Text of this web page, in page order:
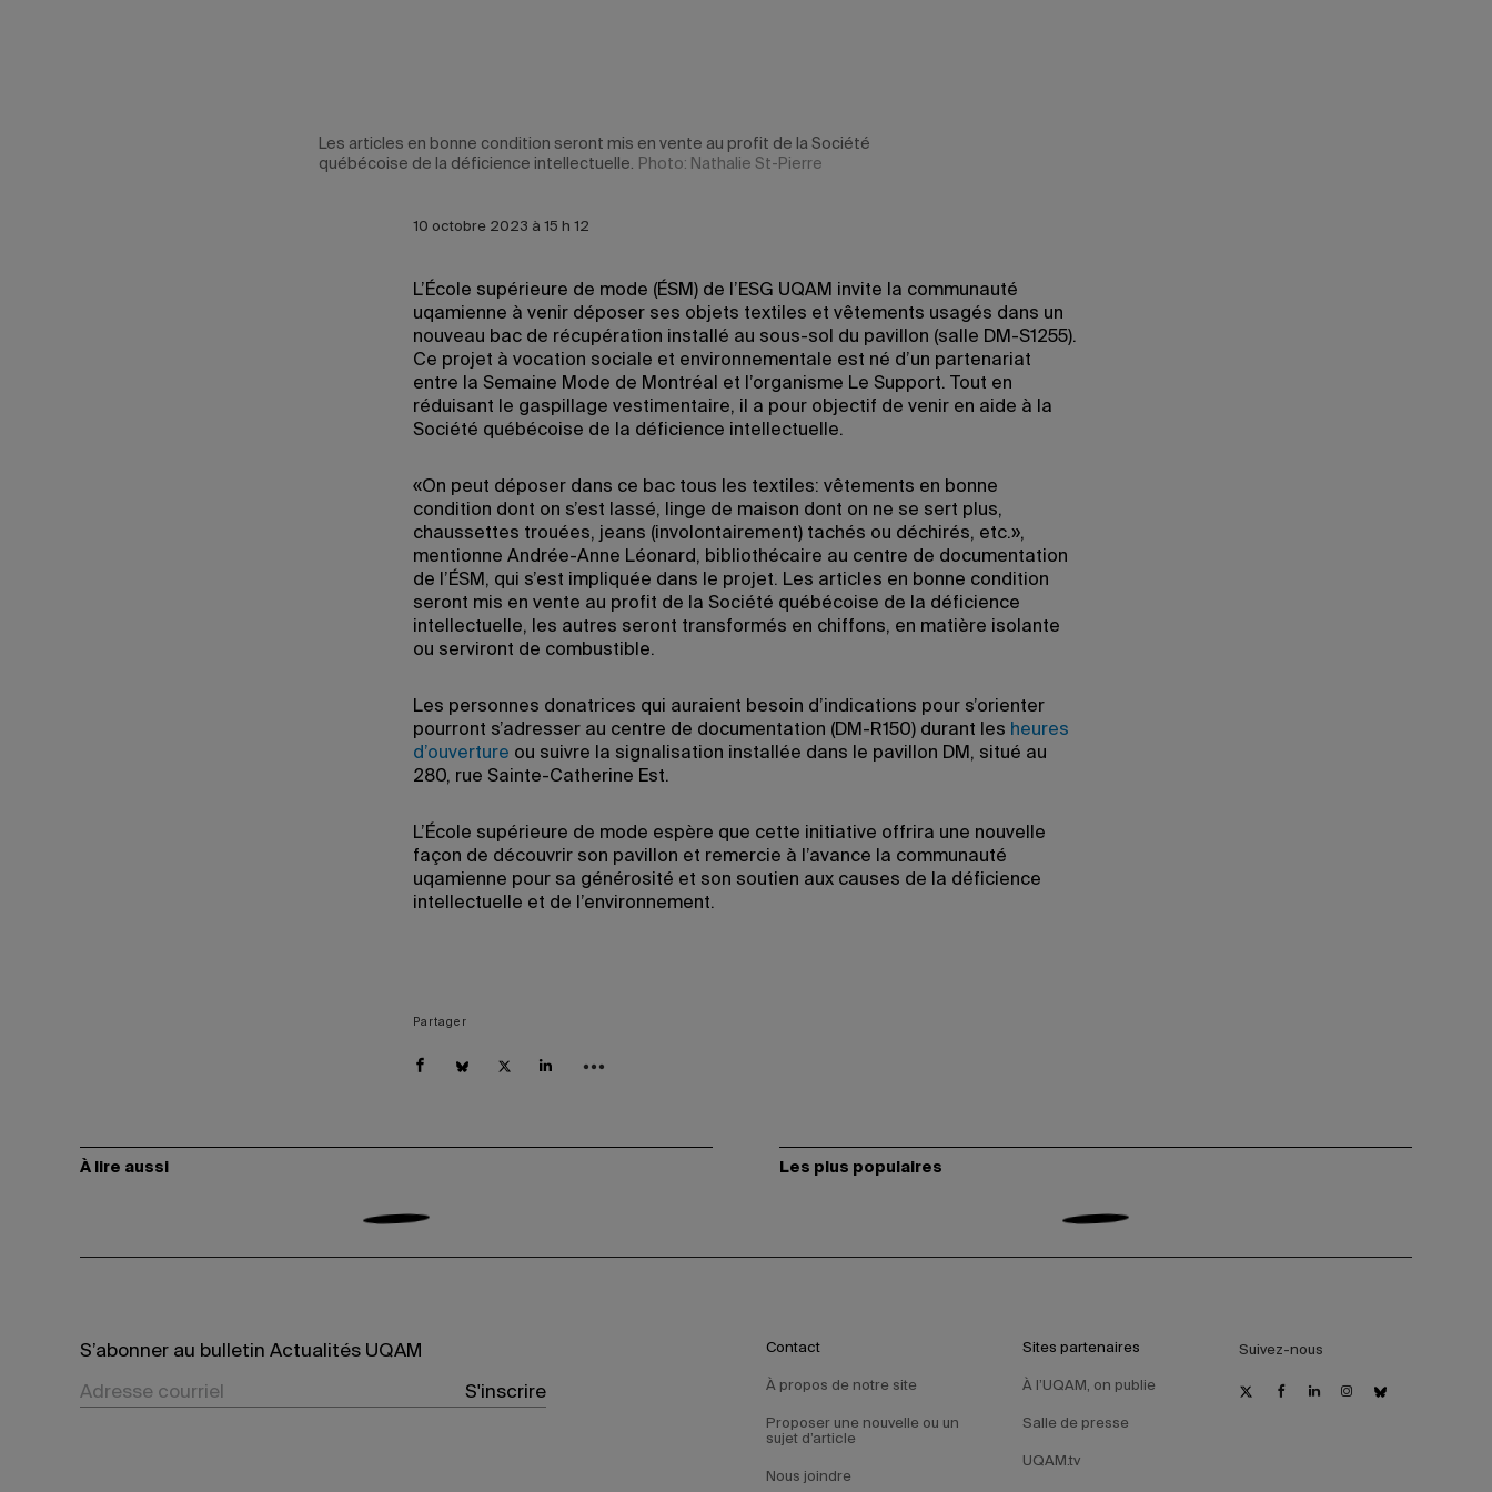
Les articles en bonne condition seront mis en vente au profit de la Société
québécoise de la déficience intellectuelle. Photo: Nathalie St-Pierre
10 octobre 2023 à 15 h 12
L’École supérieure de mode (ÉSM) de l’ESG UQAM invite la communauté
uqamienne à venir déposer ses objets textiles et vêtements usagés dans un
nouveau bac de récupération installé au sous-sol du pavillon (salle DM-S1255).
Ce projet à vocation sociale et environnementale est né d’un partenariat
entre la Semaine Mode de Montréal et l’organisme Le Support. Tout en
réduisant le gaspillage vestimentaire, il a pour objectif de venir en aide à la
Société québécoise de la déficience intellectuelle.
«On peut déposer dans ce bac tous les textiles: vêtements en bonne
condition dont on s’est lassé, linge de maison dont on ne se sert plus,
chaussettes trouées, jeans (involontairement) tachés ou déchirés, etc.»,
mentionne Andrée-Anne Léonard, bibliothécaire au centre de documentation
de l’ÉSM, qui s’est impliquée dans le projet. Les articles en bonne condition
seront mis en vente au profit de la Société québécoise de la déficience
intellectuelle, les autres seront transformés en chiffons, en matière isolante
ou serviront de combustible.
Les personnes donatrices qui auraient besoin d’indications pour s’orienter
pourront s’adresser au centre de documentation (DM-R150) durant les heures
d’ouverture ou suivre la signalisation installée dans le pavillon DM, situé au
280, rue Sainte-Catherine Est.
L’École supérieure de mode espère que cette initiative offrira une nouvelle
façon de découvrir son pavillon et remercie à l’avance la communauté
uqamienne pour sa générosité et son soutien aux causes de la déficience
intellectuelle et de l’environnement.
Partager
À lire aussi Les plus populaires
S’abonner au bulletin Actualités UQAM
S'inscrire
Contact
À propos de notre site
Proposer une nouvelle ou un
sujet d’article
Nous joindre
Sites partenaires
À l’UQAM, on publie
Salle de presse
UQAM.tv
Suivez-nous